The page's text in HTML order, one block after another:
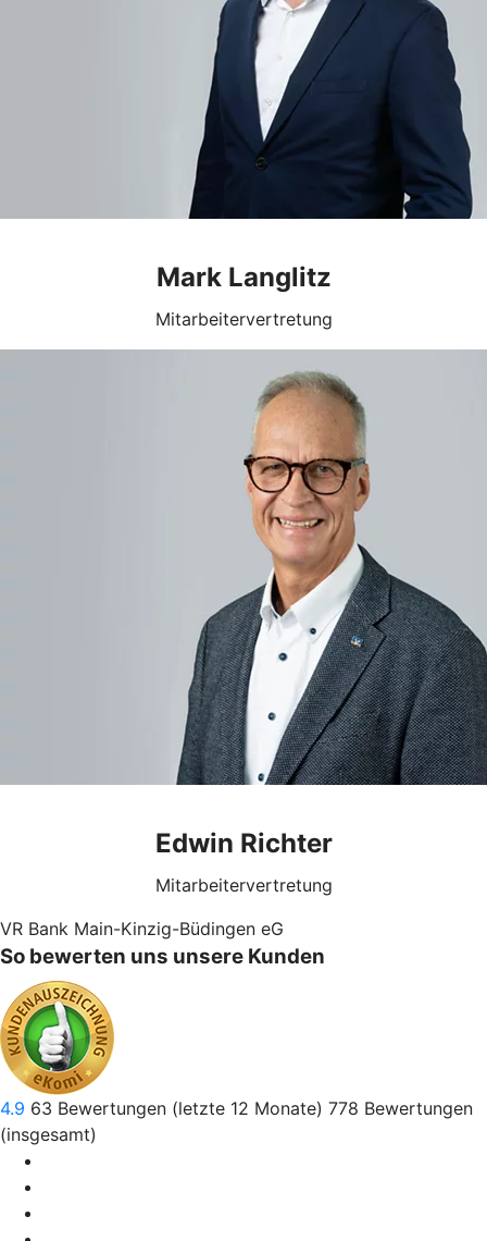
Mark Langlitz
Mitarbeitervertretung
Edwin Richter
Mitarbeitervertretung
VR Bank Main-Kinzig-Büdingen eG
So bewerten uns unsere Kunden
4.9 63 Bewertungen (letzte 12 Monate) 778 Bewertungen
(insgesamt)